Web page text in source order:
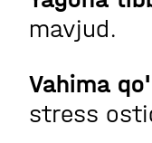
mavjud.
Vahima
stress